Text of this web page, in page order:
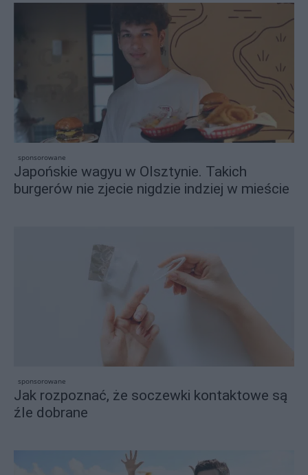
sponsorowane
Japońskie wagyu w Olsztynie. Takich
burgerów nie zjecie nigdzie indziej w mieście
sponsorowane
Jak rozpoznać, że soczewki kontaktowe są
źle dobrane